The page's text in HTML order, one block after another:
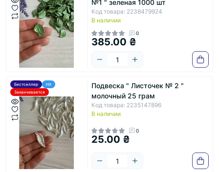
№1 " зеленая 1000 шт
Код товара: 2238479924
В наличии
0
385.00 ₴
Бестселлер
Hit
Заканчивается
Подвеска " Листочек № 2 "
молочный 25 грам
Код товара: 2235147896
В наличии
0
25.00 ₴